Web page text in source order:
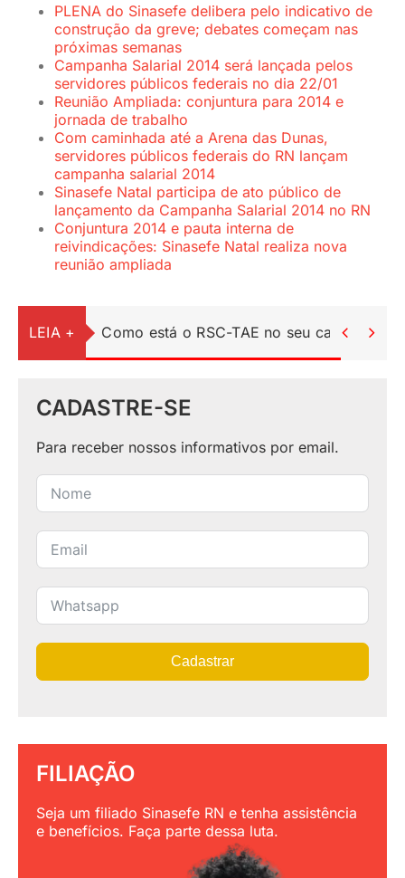
PLENA do Sinasefe delibera pelo indicativo de
construção da greve; debates começam nas
próximas semanas
Campanha Salarial 2014 será lançada pelos
servidores públicos federais no dia 22/01
Reunião Ampliada: conjuntura para 2014 e
jornada de trabalho
Com caminhada até a Arena das Dunas,
servidores públicos federais do RN lançam
campanha salarial 2014
Sinasefe Natal participa de ato público de
lançamento da Campanha Salarial 2014 no RN
Conjuntura 2014 e pauta interna de
reivindicações: Sinasefe Natal realiza nova
reunião ampliada
LEIA + Como está o RSC-TAE no seu campus?
 
CADASTRE-SE
Para receber nossos informativos por email.
Cadastrar
FILIAÇÃO
Seja um filiado Sinasefe RN e tenha assistência
e benefícios. Faça parte dessa luta.